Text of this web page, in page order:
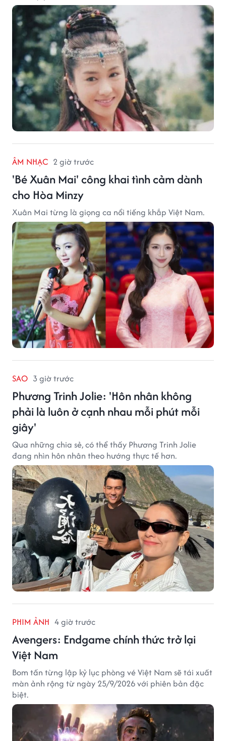
ÂM NHẠC 2 giờ trước
'Bé Xuân Mai' công khai tình cảm dành
cho Hòa Minzy
Xuân Mai từng là giọng ca nổi tiếng khắp Việt Nam.
SAO 3 giờ trước
Phương Trinh Jolie: 'Hôn nhân không
phải là luôn ở cạnh nhau mỗi phút mỗi
giây'
Qua những chia sẻ, có thể thấy Phương Trinh Jolie
đang nhìn hôn nhân theo hướng thực tế hơn.
PHIM ẢNH 4 giờ trước
Avengers: Endgame chính thức trở lại
Việt Nam
Bom tấn từng lập kỷ lục phòng vé Việt Nam sẽ tái xuất
màn ảnh rộng từ ngày 25/9/2026 với phiên bản đặc
biệt.